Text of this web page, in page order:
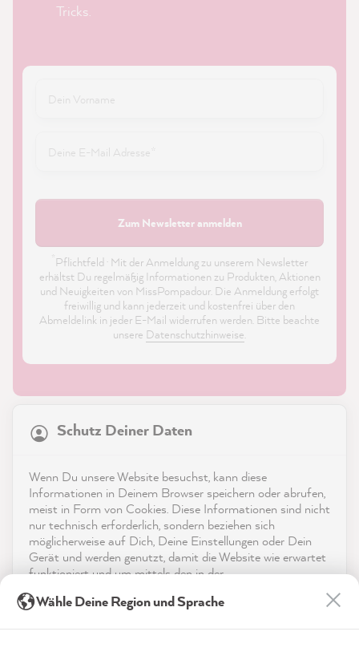
Tricks.
Zum Newsletter anmelden
Pflichtfeld · Mit der Anmeldung zu unserem Newsletter
erhältst Du regelmäßig Informationen zu Produkten, Aktionen
und Neuigkeiten von MissPompadour. Die Anmeldung erfolgt
freiwillig und kann jederzeit und kostenfrei über den
Abmeldelink in jeder E-Mail widerrufen werden. Bitte beachte
unsere Datenschutzhinweise.
Service
Kontakt
Schutz Deiner Daten
Wenn Du unsere Website besuchst, kann diese
Informationen in Deinem Browser speichern oder abrufen,
meist in Form von Cookies. Diese Informationen sind nicht
nur technisch erforderlich, sondern beziehen sich
möglicherweise auf Dich, Deine Einstellungen oder Dein
Gerät und werden genutzt, damit die Website wie erwartet
funktioniert und um mittels den in der
der Webseite für deren Optimierung zu analysieren sowie
21.835Bewertungen
reviews-io
Verifizierter Kunde
Zum Versiegeln - MissPompadour Versiegelung
Wähle Deine Region und Sprache